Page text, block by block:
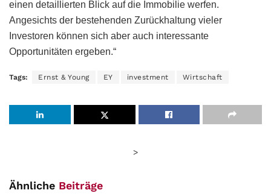
einen detaillierten Blick auf die Immobilie werfen.
Angesichts der bestehenden Zurückhaltung vieler
Investoren können sich aber auch interessante
Opportunitäten ergeben.“
Tags: Ernst & Young EY investment Wirtschaft
>
Ähnliche Beiträge